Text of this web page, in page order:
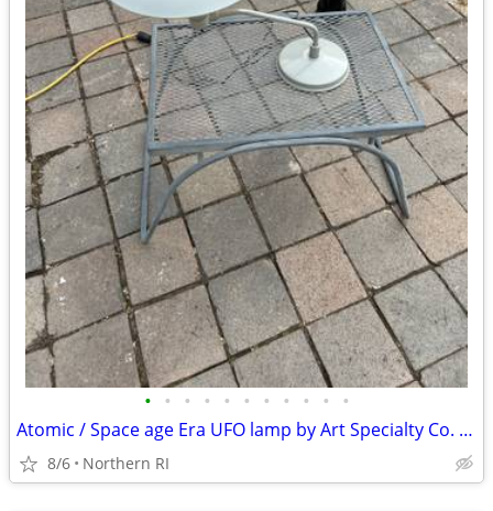
• • • • • • • • • • •
Atomic / Space age Era UFO lamp by Art Specialty Co. A25
8/6 Northern RI